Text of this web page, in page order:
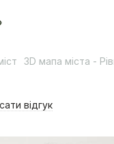
3D мапа міста -
відгук